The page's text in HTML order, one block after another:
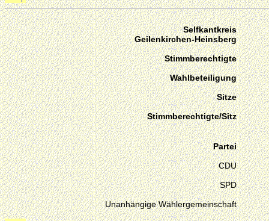
Selfkantkreis
Geilenkirchen-Heinsberg
Stimmberechtigte
Wahlbeteiligung
Sitze
Stimmberechtigte/Sitz
Partei
CDU
SPD
Unanhängige Wählergemeinschaft